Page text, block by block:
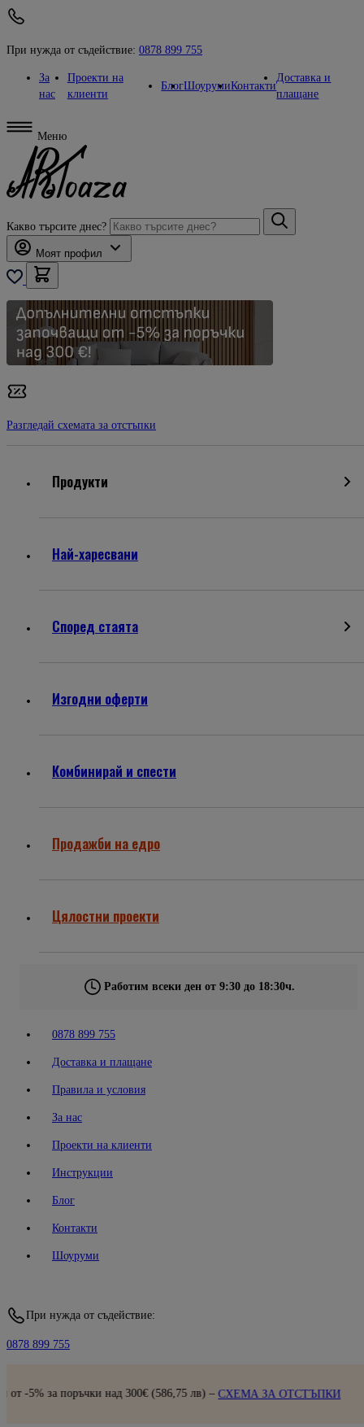
При нужда от съдействие: 0878 899 755
За
нас
Проекти на
клиенти
БлогШоурумиКонтакти
Доставка и
плащане
Меню
Какво търсите днес?
Моят профил
Разгледай схемата за отстъпки
Продукти
Най-харесвани
Според стаята
Изгодни оферти
Комбинирай и спести
Продажби на едро
Цялостни проекти
Работим всеки ден от 9:30 до 18:30ч.
0878 899 755
Доставка и плащане
Правила и условия
За нас
Проекти на клиенти
Инструкции
Блог
Контакти
Шоуруми
При нужда от съдействие:
0878 899 755
(586,75 лв) –СХЕМА ЗА ОТСТЪПКИ Бърза доставка |